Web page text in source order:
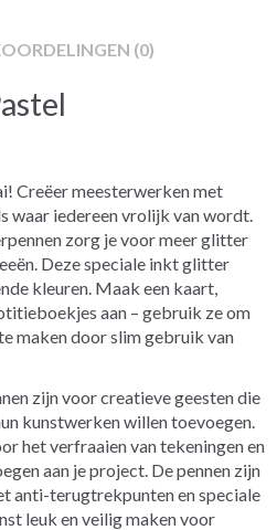
(0)
Creëer meesterwerken met
waar iedereen vrolijk van wordt.
zorg je voor meer glitter
Deze speciale inkt glitter
kleuren. Maak een kaart,
aan – gebruik ze om
maken door slim gebruik van
zijn voor creatieve geesten die
kunstwerken willen toevoegen.
het verfraaien van tekeningen en
aan je project. De pennen zijn
anti-terugtrekpunten en speciale
leuk en veilig maken voor